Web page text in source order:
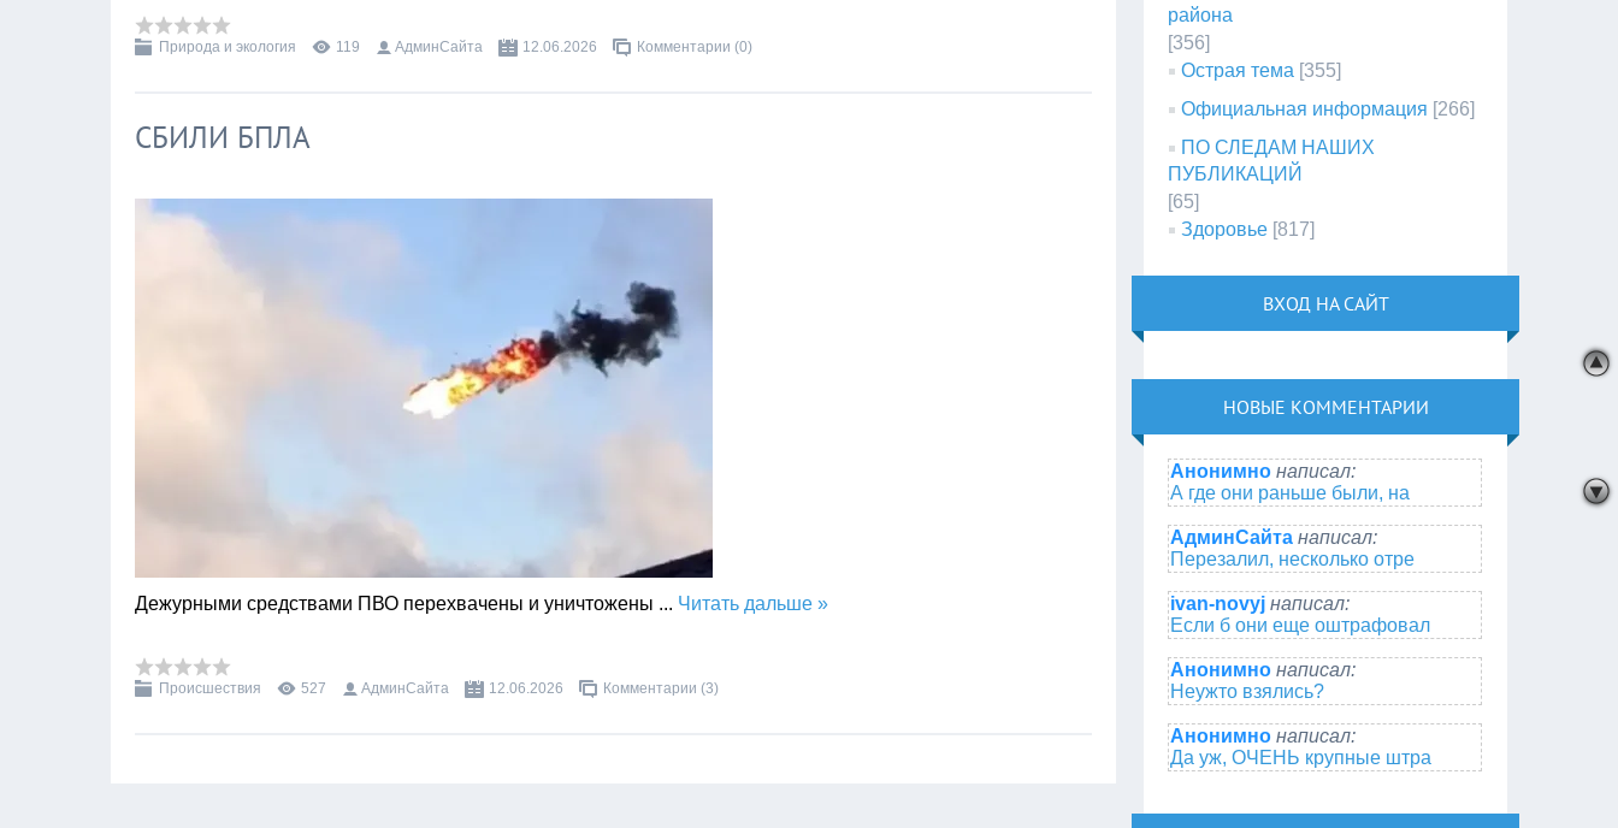
Природа и экология 119 АдминСайта 12.06.2026 Комментарии (0)
СБИЛИ БПЛА
️Дежурными средствами ПВО перехвачены и уничтожены ... Читать дальше »
Происшествия 527 АдминСайта 12.06.2026 Комментарии (3)
района
[356]
Острая тема [355]
Официальная информация [266]
ПО СЛЕДАМ НАШИХ
ПУБЛИКАЦИЙ
[65]
Здоровье [817]
ВХОД НА САЙТ
НОВЫЕ КОММЕНТАРИИ
Анонимно написал:
А где они раньше были, на
АдминСайта написал:
Перезалил, несколько отре
ivan-novyj написал:
Если б они еще оштрафовал
Анонимно написал:
Неужто взялись?
Анонимно написал:
Да уж, ОЧЕНЬ крупные штра